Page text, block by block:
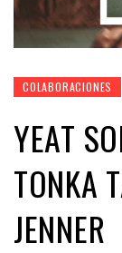
COLABORACIONES
YEAT
TONKA
JENNER